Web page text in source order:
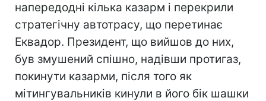
напередодні кілька казарм і перекрили
стратегічну автотрасу, що перетинає
Еквадор. Президент, що вийшов до них,
був змушений спішно, надівши протигаз,
покинути казарми, після того як
мітингувальників кинули в його бік шашки